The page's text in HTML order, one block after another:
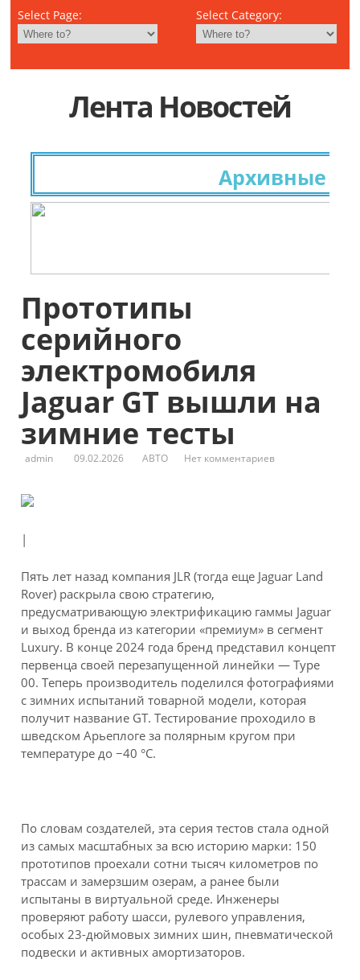
Select Page: Select Category:
Лента Новостей
Архивные
Прототипы
серийного
электромобиля
Jaguar GT вышли на
зимние тесты
admin 09.02.2026 АВТО Нет комментариев
|
Пять лет назад компания JLR (тогда еще Jaguar Land
Rover) раскрыла свою стратегию,
предусматривающую электрификацию гаммы Jaguar
и выход бренда из категории «премиум» в сегмент
Luxury. В конце 2024 года бренд представил концепт
первенца своей перезапущенной линейки — Type
00. Теперь производитель поделился фотографиями
с зимних испытаний товарной модели, которая
получит название GT. Тестирование проходило в
шведском Арьеплоге за полярным кругом при
температуре до −40 °C.
По словам создателей, эта серия тестов стала одной
из самых масштабных за всю историю марки: 150
прототипов проехали сотни тысяч километров по
трассам и замерзшим озерам, а ранее были
испытаны в виртуальной среде. Инженеры
проверяют работу шасси, рулевого управления,
особых 23-дюймовых зимних шин, пневматической
подвески и активных амортизаторов.